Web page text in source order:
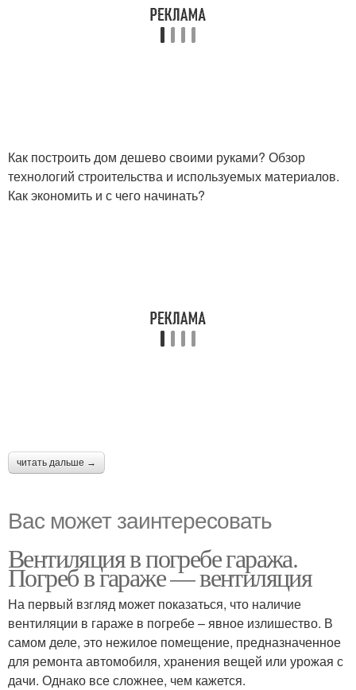
Как построить дом дешево своими руками? Обзор
технологий строительства и используемых материалов.
Как экономить и с чего начинать?
читать дальше →
Вас может заинтересовать
Вентиляция в погребе гаража.
Погреб в гараже — вентиляция
На первый взгляд может показаться, что наличие
вентиляции в гараже в погребе – явное излишество. В
самом деле, это нежилое помещение, предназначенное
для ремонта автомобиля, хранения вещей или урожая с
дачи. Однако все сложнее, чем кажется.